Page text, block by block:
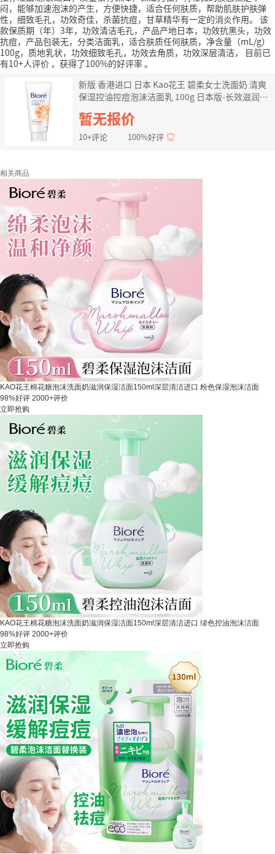
闷，能够加速泡沫的产生，方便快捷，适合任何肤质，帮助肌肤护肤弹
性，细致毛孔，功效奇佳，杀菌抗痘，甘草精华有一定的消炎作用。 该
款保质期（年）3年，功效清洁毛孔，产品产地日本，功效抗黑头，功效
抗痘，产品包装无，分类洁面乳，适合肤质任何肤质，净含量（mL/g）
100g，质地乳状，功效细致毛孔，功效去角质，功效深层清洁，
目前已
有10+人评价 ，获得了100%的好评率。
新版 香港进口 日本 Kao花王 碧柔女士洗面奶 清爽
保湿控油控痘泡沫洁面乳 100g 日本版-长效滋润
130g
暂无报价
10+评论 100%好评
相关商品
KAO花王棉花糖泡沫洗面奶滋润保湿洁面150ml深层清洁进口 粉色保湿泡沫洁面
98%好评 2000+评价
立即抢购
KAO花王棉花糖泡沫洗面奶滋润保湿洁面150ml深层清洁进口 绿色控油泡沫洁面
98%好评 2000+评价
立即抢购